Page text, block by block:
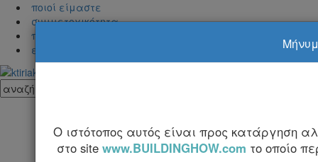
Ο ιστότοπος αυτός είναι προς κατάργηση
στο site www.BUILDINGHOW.com το οποίο
ποιοί είμαστε
συμμετοχικότητα
προβολή στα Κτιριακά
επικοινωνία